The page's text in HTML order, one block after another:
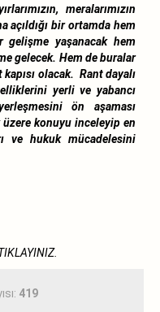
meralarımızın
açıldığı bir ortamda hem
gelişme yaşanacak hem
gelecek. Hem de buralar
olacak. Rant dayalı
yerli ve yabancı
ön aşaması
konuyu inceleyip en
ve hukuk mücadelesini
419